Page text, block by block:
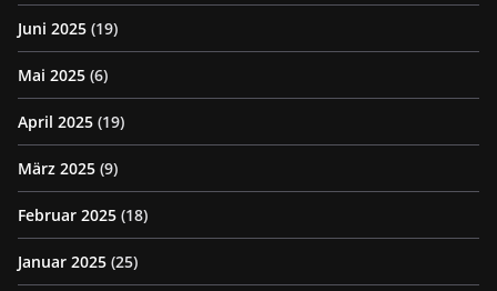
Juni 2025 (19)
Mai 2025 (6)
April 2025 (19)
März 2025 (9)
Februar 2025 (18)
Januar 2025 (25)